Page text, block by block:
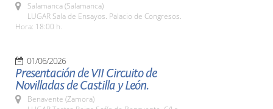
Salamanca (Salamanca)
LUGAR Sala de Ensayos. Palacio de Congresos.
Hora: 18:00 h.
01/06/2026
Presentación de VII Circuito de
Novilladas de Castilla y León.
Benavente (Zamora)